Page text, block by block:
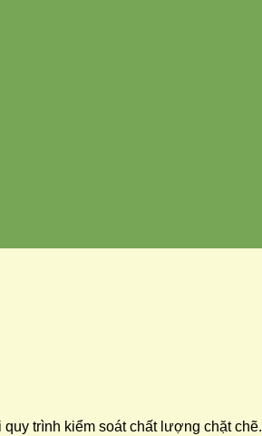
trình kiểm soát chất lượng chặt chẽ.